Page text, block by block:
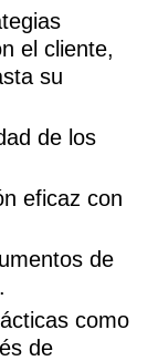
el cliente,
su
de los
eficaz con
de
como
de